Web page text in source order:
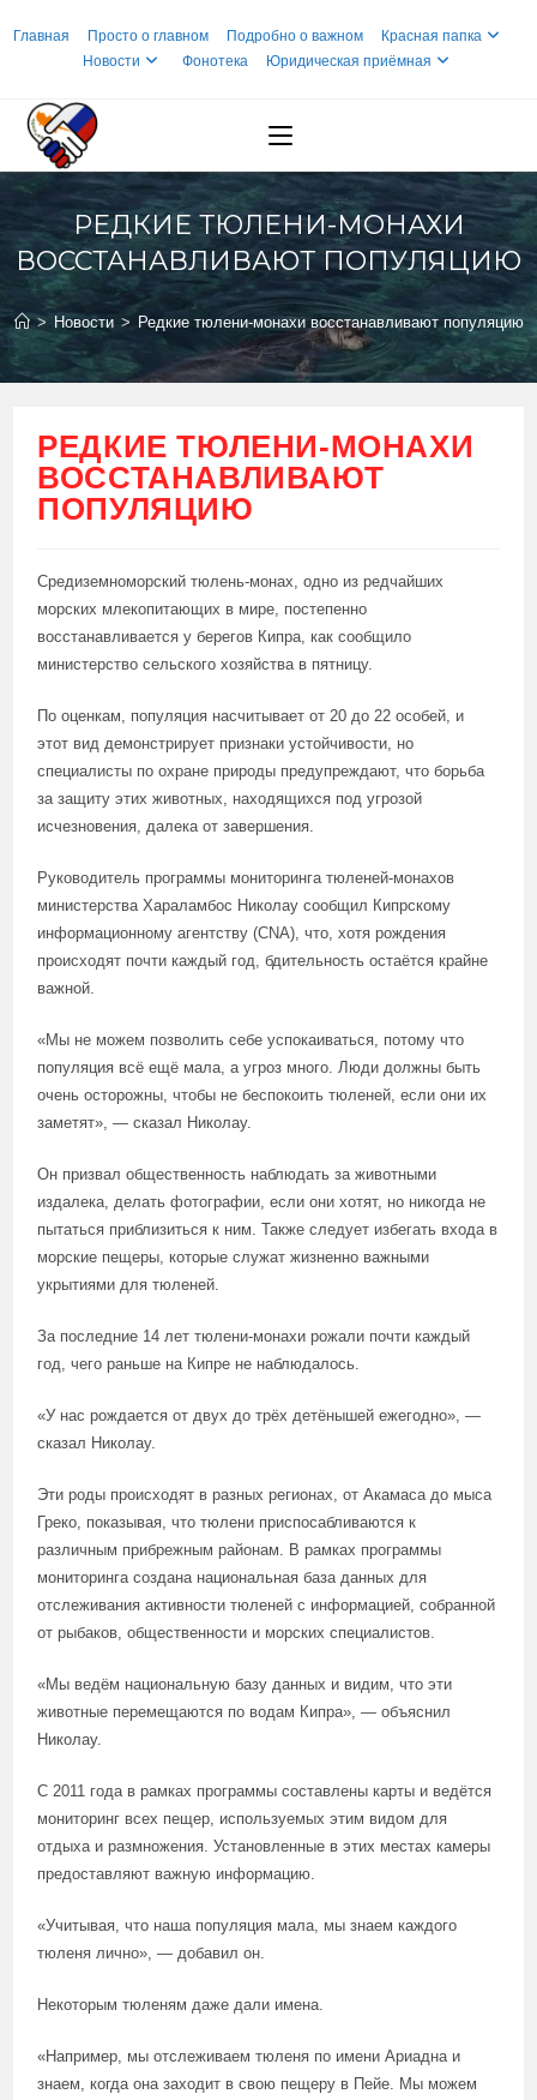
Главная Просто о главном Подробно о важном
Красная папка
Новости
Фонотека Юридическая приёмная
РЕДКИЕ ТЮЛЕНИ-МОНАХИ
ВОССТАНАВЛИВАЮТ ПОПУЛЯЦИЮ
> Новости > Редкие тюлени-монахи восстанавливают популяцию
РЕДКИЕ ТЮЛЕНИ-МОНАХИ
ВОССТАНАВЛИВАЮТ
ПОПУЛЯЦИЮ
Средиземноморский тюлень-монах, одно из редчайших
морских млекопитающих в мире, постепенно
восстанавливается у берегов Кипра, как сообщило
министерство сельского хозяйства в пятницу.
По оценкам, популяция насчитывает от 20 до 22 особей, и
этот вид демонстрирует признаки устойчивости, но
специалисты по охране природы предупреждают, что борьба
за защиту этих животных, находящихся под угрозой
исчезновения, далека от завершения.
Руководитель программы мониторинга тюленей-монахов
министерства Хараламбос Николау сообщил Кипрскому
информационному агентству (CNA), что, хотя рождения
происходят почти каждый год, бдительность остаётся крайне
важной.
«Мы не можем позволить себе успокаиваться, потому что
популяция всё ещё мала, а угроз много. Люди должны быть
очень осторожны, чтобы не беспокоить тюленей, если они их
заметят», — сказал Николау.
Он призвал общественность наблюдать за животными
издалека, делать фотографии, если они хотят, но никогда не
пытаться приблизиться к ним. Также следует избегать входа в
морские пещеры, которые служат жизненно важными
укрытиями для тюленей.
За последние 14 лет тюлени-монахи рожали почти каждый
год, чего раньше на Кипре не наблюдалось.
«У нас рождается от двух до трёх детёнышей ежегодно», —
сказал Николау.
Эти роды происходят в разных регионах, от Акамаса до мыса
Греко, показывая, что тюлени приспосабливаются к
различным прибрежным районам. В рамках программы
мониторинга создана национальная база данных для
отслеживания активности тюленей с информацией, собранной
от рыбаков, общественности и морских специалистов.
«Мы ведём национальную базу данных и видим, что эти
животные перемещаются по водам Кипра», — объяснил
Николау.
С 2011 года в рамках программы составлены карты и ведётся
мониторинг всех пещер, используемых этим видом для
отдыха и размножения. Установленные в этих местах камеры
предоставляют важную информацию.
«Учитывая, что наша популяция мала, мы знаем каждого
тюленя лично», — добавил он.
Некоторым тюленям даже дали имена.
«Например, мы отслеживаем тюленя по имени Ариадна и
знаем, когда она заходит в свою пещеру в Пейе. Мы можем